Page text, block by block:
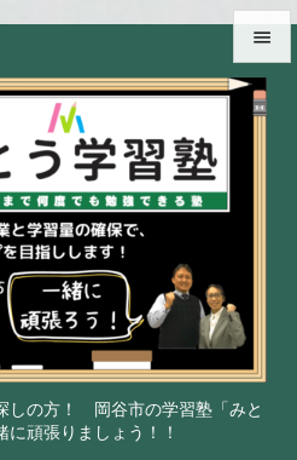
しの方！ 岡谷市の学習塾「みと
に頑張りましょう！！


メニュ